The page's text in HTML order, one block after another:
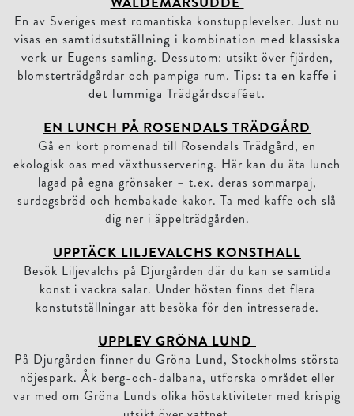
En av Sveriges mest romantiska konstupplevelser. Just nu
visas en samtidsutställning i kombination med klassiska
verk ur Eugens samling. Dessutom: utsikt över fjärden,
blomsterträdgårdar och pampiga rum. Tips: ta en kaffe i
det lummiga Trädgårdscaféet.
EN LUNCH PÅ ROSENDALS TRÄDGÅRD
Gå en kort promenad till Rosendals Trädgård, en
ekologisk oas med växthusservering. Här kan du äta lunch
lagad på egna grönsaker – t.ex. deras sommarpaj,
surdegsbröd och hembakade kakor. Ta med kaffe och slå
dig ner i äppelträdgården.
UPPTÄCK LILJEVALCHS KONSTHALL
Besök Liljevalchs på Djurgården där du kan se samtida
konst i vackra salar. Under hösten finns det flera
konstutställningar att besöka för den intresserade.
UPPLEV GRÖNA LUND
På Djurgården finner du Gröna Lund, Stockholms största
nöjespark. Åk berg-och-dalbana, utforska området eller
var med om Gröna Lunds olika höstaktiviteter med krispig